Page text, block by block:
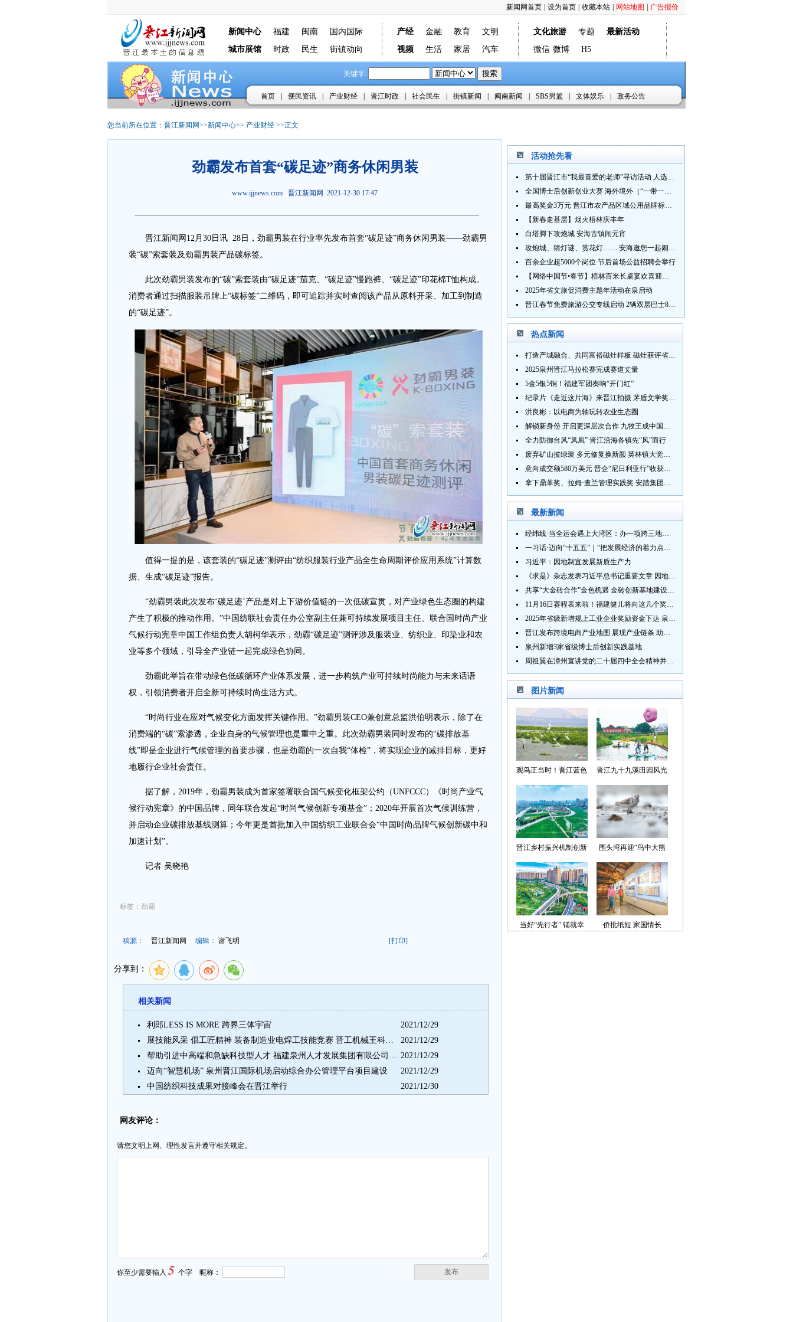
广告报价
网站地图
收藏本站
设为首页
新闻网首页
新闻中心 福建 闽南
国内国际
城市展馆
时政 民生 街镇动向
产经 金融 教育
文明
视频
生活 家居 汽车
文化旅游 专题
最新活动
微信 微博 H5
关键字:
首页 便民资讯 产业财经 晋江时政 社会民生 街镇新闻 闽南新闻 SBS男篮 文体娱乐 政务公告
您当前所在位置： 晋江新闻网>>新闻中心>> 产业财经 >>正文
劲霸发布首套“碳足迹”商务休闲男装
www.ijjnews.com 晋江新闻网 2021-12-30 17:47
晋江新闻网12月30日讯 28日，劲霸男装在行业率先发布首套“碳足迹”商务休闲男装——劲霸男
装“碳”索套装及劲霸男装产品碳标签。
此次劲霸男装发布的“碳”索套装由“碳足迹”茄克、“碳足迹”慢跑裤、“碳足迹”印花棉T恤构成。
消费者通过扫描服装吊牌上“碳标签”二维码，即可追踪并实时查阅该产品从原料开采、加工到制造
的“碳足迹”。
值得一提的是，该套装的“碳足迹”测评由“纺织服装行业产品全生命周期评价应用系统”计算数
据、生成“碳足迹”报告。
“劲霸男装此次发布‘碳足迹’产品是对上下游价值链的一次低碳宣贯，对产业绿色生态圈的构建
产生了积极的推动作用。”中国纺联社会责任办公室副主任兼可持续发展项目主任、联合国时尚产业
气候行动宪章中国工作组负责人胡柯华表示，劲霸“碳足迹”测评涉及服装业、纺织业、印染业和农
业等多个领域，引导全产业链一起完成绿色协同。
劲霸此举旨在带动绿色低碳循环产业体系发展，进一步构筑产业可持续时尚能力与未来话语
权，引领消费者开启全新可持续时尚生活方式。
“时尚行业在应对气候变化方面发挥关键作用。”劲霸男装CEO兼创意总监洪伯明表示，除了在
消费端的“碳”索渗透，企业自身的气候管理也是重中之重。此次劲霸男装同时发布的“碳排放基
线”即是企业进行气候管理的首要步骤，也是劲霸的一次自我“体检”，将实现企业的减排目标，更好
地履行企业社会责任。
据了解，2019年，劲霸男装成为首家签署联合国气候变化框架公约（UNFCCC）《时尚产业气
候行动宪章》的中国品牌，同年联合发起“时尚气候创新专项基金”；2020年开展首次气候训练营，
并启动企业碳排放基线测算；今年更是首批加入中国纺织工业联合会“中国时尚品牌气候创新碳中和
加速计划”。
记者 吴晓艳
标签：劲霸
稿源： 晋江新闻网 编辑： 谢飞明 [打印]
分享到：
相关新闻
利郎LESS IS MORE 跨界三体宇宙
2021/12/29
展技能风采 倡工匠精神 装备制造业电焊工技能竞赛 晋工机械王科夺魁
2021/12/29
帮助引进中高端和急缺科技型人才 福建泉州人才发展集团有限公司落地晋江 2021/12/29
迈向“智慧机场” 泉州晋江国际机场启动综合办公管理平台项目建设
2021/12/29
中国纺织科技成果对接峰会在晋江举行
2021/12/30
网友评论：
请您文明上网、理性发言并遵守相关规定。
发布
你至少需要输入5 个字 昵称：
活动抢先看
第十届晋江市“我最喜爱的老师”寻访活动 人选推荐火热进行中 快来“秀”您最喜爱的老师
全国博士后创新创业大赛 海外境外（“一带一路”）赛七大赛道等你来战
最高奖金3万元 晋江市农产品区域公用品牌标识Logo及特色农产品包装设计征集活动正式启动
【新春走基层】烟火梧林庆丰年
白塔脚下攻炮城 安海古镇闹元宵
攻炮城、猜灯谜、赏花灯…… 安海邀您一起闹元宵
百余企业超5000个岗位 节后首场公益招聘会举行
【网络中国节•春节】梧林百米长桌宴欢喜迎新春
2025年省文旅促消费主题年活动在泉启动
晋江春节免费旅游公交专线启动 2辆双层巴士8辆铛铛车带你游
热点新闻
打造产城融合、共同富裕磁灶样板 磁灶获评省级乡村振兴示范乡镇
2025泉州晋江马拉松赛完成赛道丈量
5金5银5铜！福建军团奏响“开门红”
纪录片《走近这片海》来晋江拍摄 茅盾文学奖得主麦家探寻晋江“海海”人生
洪良彬：以电商为轴玩转农业生态圈
解锁新身份 开启更深层次合作 九牧王成中国奥委会官方赞助商
全力防御台风“凤凰” 晋江沿海各镇先“风”而行
废弃矿山披绿装 多元修复换新颜 英林镇大觉山片区废弃矿山生态修复项目通过验收
意向成交额580万美元 晋企“尼日利亚行”收获满满
拿下鼎革奖、拉姆·查兰管理实践奖 安踏集团获企业管理权威奖项
最新新闻
经纬线·当全运会遇上大湾区：办一项跨三地的赛事有多硬核？
一习话·迈向“十五五”｜“把发展经济的着力点放在实体经济上”
习近平：因地制宜发展新质生产力
《求是》杂志发表习近平总书记重要文章 因地制宜发展新质生产力
共享“大金砖合作”金色机遇 金砖创新基地建设成效显著
11月16日赛程表来啦！福建健儿将向这几个奖牌发起冲击→
2025年省级新增规上工业企业奖励资金下达 泉州市获补资金居全省首位
晋江发布跨境电商产业地图 展现产业链条 助力“晋品出海”
泉州新增3家省级博士后创新实践基地
周祖翼在漳州宣讲党的二十届四中全会精神并调研
图片新闻
观鸟正当时！晋江蓝色
晋江九十九溪田园风光
光”首批认定名单
晋江乡村振兴机制创新
围头湾再迎“鸟中大熊
当好“先行者” 铺就幸
侨批纸短 家国情长